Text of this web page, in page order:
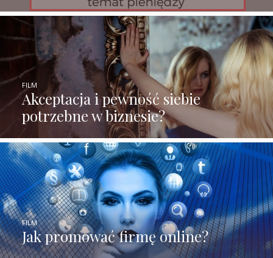
Akceptacja i pewność siebie
potrzebne w biznesie?
FILM
Jak promować firmę online?
FILM